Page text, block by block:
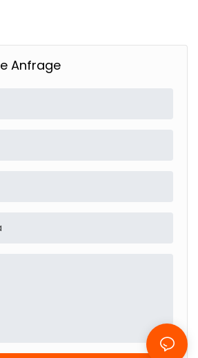
Anfrage
Verschiedene Logo-
Optionen Verfügbar